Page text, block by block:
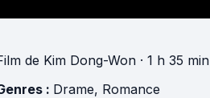
de Kim Dong-Won · 1 h 35 min
: Drame, Romance